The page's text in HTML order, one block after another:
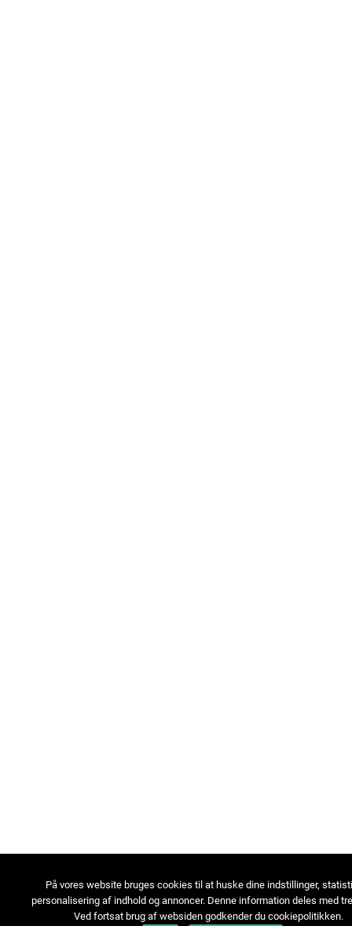
På vores website bruges cookies til at huske dine indstillinger,
personalisering af indhold og annoncer. Denne information deles med
Ved fortsat brug af websiden godkender du cookiepolitikken.